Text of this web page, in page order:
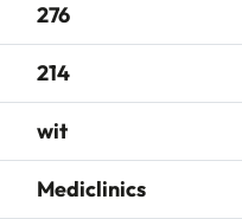
276
214
wit
Mediclinics